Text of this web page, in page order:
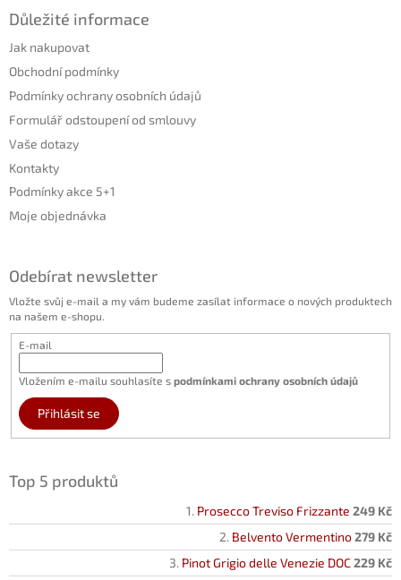
Důležité informace
Jak nakupovat
Obchodní podmínky
Podmínky ochrany osobních údajů
Formulář odstoupení od smlouvy
Vaše dotazy
Kontakty
Podmínky akce 5+1
Moje objednávka
Odebírat newsletter
Vložte svůj e-mail a my vám budeme zasílat informace o nových produktech
na našem e-shopu.
E-mail
Vložením e-mailu souhlasíte s podmínkami ochrany osobních údajů
Přihlásit se
Top 5 produktů
Prosecco Treviso Frizzante 249 Kč
Belvento Vermentino279 Kč
Pinot Grigio delle Venezie DOC229 Kč